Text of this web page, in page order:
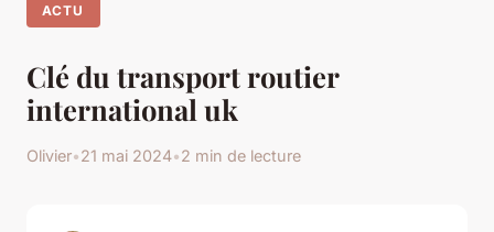
ACTU
Clé du transport routier
international uk
Olivier•21 mai 2024•2 min de lecture